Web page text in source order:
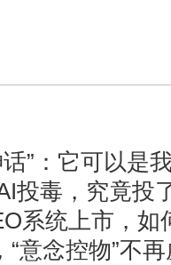
”：它可以是
投毒，究竟投
系统上市，如
“意念控物”不